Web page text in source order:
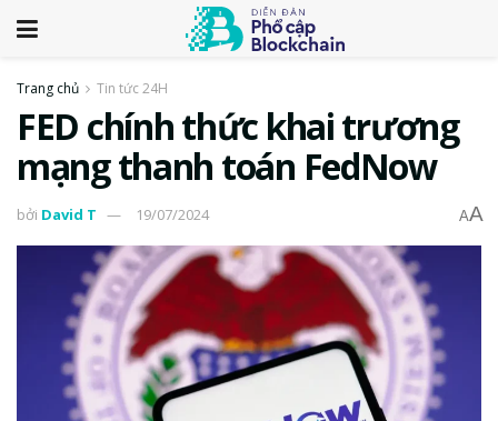
Trang chủ Tin tức 24H
FED chính thức khai trương
mạng thanh toán FedNow
bởi David T 19/07/2024 AA